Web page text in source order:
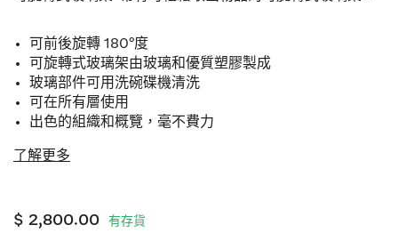
可前後旋轉 180°度
可旋轉式玻璃架由玻璃和優質塑膠製成
玻璃部件可用洗碗碟機清洗
可在所有層使用
出色的組織和概覽，毫不費力
了解更多
$ 2,800.00 有存貨